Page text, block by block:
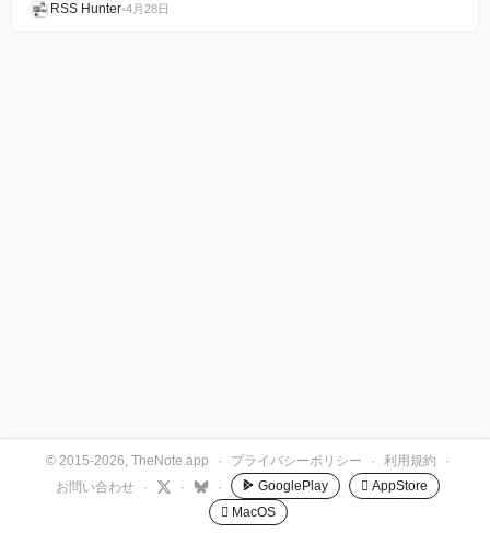
RSS Hunter•4月28日
© 2015-2026, TheNote.app · プライバシーポリシー · 利用規約
·
お問い合わせ
· · · GooglePlay
 AppStore
 MacOS